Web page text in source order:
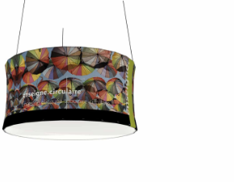
Alliez
sérénité
de